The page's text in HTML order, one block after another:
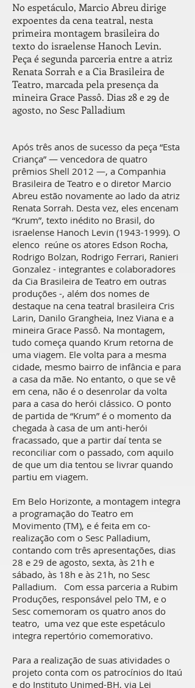
No espetáculo, Marcio Abreu dirige
expoentes da cena teatral, nesta
primeira montagem brasileira do
texto do israelense Hanoch Levin.
Peça é segunda parceria entre a atriz
Renata Sorrah e a Cia Brasileira de
Teatro, marcada pela presença da
mineira Grace Passô. Dias 28 e 29 de
agosto, no Sesc Palladium
Após três anos de sucesso da peça “Esta
Criança” — vencedora de quatro
prêmios Shell 2012 —, a Companhia
Brasileira de Teatro e o diretor Marcio
Abreu estão novamente ao lado da atriz
Renata Sorrah. Desta vez, eles encenam
“Krum”, texto inédito no Brasil, do
israelense Hanoch Levin (1943-1999). O
elenco reúne os atores Edson Rocha,
Rodrigo Bolzan, Rodrigo Ferrari, Ranieri
Gonzalez - integrantes e colaboradores
da Cia Brasileira de Teatro em outras
produções -, além dos nomes de
destaque na cena teatral brasileira Cris
Larin, Danilo Grangheia, Inez Viana e a
mineira Grace Passô. Na montagem,
tudo começa quando Krum retorna de
uma viagem. Ele volta para a mesma
cidade, mesmo bairro de infância e para
a casa da mãe. No entanto, o que se vê
em cena, não é o desenrolar da volta
para a casa do herói clássico. O ponto
de partida de “Krum” é o momento da
chegada à casa de um anti-herói
fracassado, que a partir daí tenta se
reconciliar com o passado, com aquilo
de que um dia tentou se livrar quando
partiu em viagem.
Em Belo Horizonte, a montagem integra
a programação do Teatro em
Movimento (TM), e é feita em co-
realização com o Sesc Palladium,
contando com três apresentações, dias
28 e 29 de agosto, sexta, às 21h e
sábado, às 18h e às 21h, no Sesc
Palladium. Com essa parceria a Rubim
Produções, responsável pelo TM, e o
Sesc comemoram os quatro anos do
teatro, uma vez que este espetáculo
integra repertório comemorativo.
Para a realização de suas atividades o
projeto conta com os patrocínios do Itaú
e do Instituto Unimed-BH, via Lei